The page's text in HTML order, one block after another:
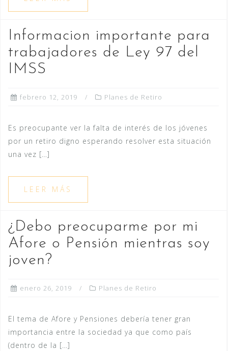
Informacion importante para
trabajadores de Ley 97 del
IMSS
febrero 12, 2019 Planes de Retiro
Es preocupante ver la falta de interés de los jóvenes
por un retiro digno esperando resolver esta situación
una vez […]
LEER MÁS
¿Debo preocuparme por mi
Afore o Pensión mientras soy
joven?
enero 26, 2019 Planes de Retiro
El tema de Afore y Pensiones debería tener gran
importancia entre la sociedad ya que como país
(dentro de la […]